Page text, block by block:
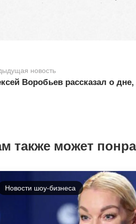
новость
Воробьев рассказал о
также может
Новости шоу-бизнеса